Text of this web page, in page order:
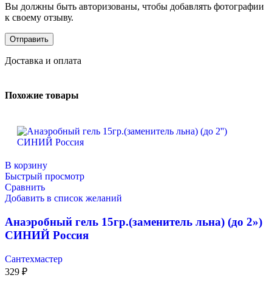
Вы должны быть авторизованы, чтобы добавлять фотографии
к своему отзыву.
Доставка и оплата
Похожие товары
В корзину
Быстрый просмотр
Сравнить
Добавить в список желаний
Анаэробный гель 15гр.(заменитель льна) (до 2»)
СИНИЙ Россия
Сантехмастер
329 ₽